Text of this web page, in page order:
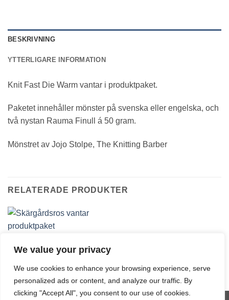
We value your privacy
We use cookies to enhance your browsing experience, serve
personalized ads or content, and analyze our traffic. By
clicking "Accept All", you consent to our use of cookies.
BESKRIVNING
YTTERLIGARE INFORMATION
Knit Fast Die Warm vantar i produktpaket.
Paketet innehåller mönster på svenska eller engelska, och
två nystan Rauma Finull á 50 gram.
Mönstret av Jojo Stolpe, The Knitting Barber
RELATERADE PRODUKTER
Skärgårdsros vantar
19,00€